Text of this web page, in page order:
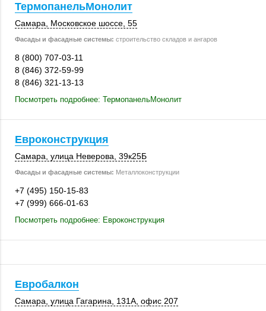
ТермопанельМонолит
Самара , Московское шоссе, 55
Фасады и фасадные системы: строительство складов и ангаров
8 (800) 707-03-11
8 (846) 372-59-99
8 (846) 321-13-13
Посмотреть подробнее: ТермопанельМонолит
Евроконструкция
Самара улица Неверова 39к25Б
Фасады и фасадные системы: Металлоконструкции
+7 (495) 150-15-83
+7 (999) 666-01-63
Посмотреть подробнее: Евроконструкция
Евробалкон
Самара улица Гагарина 131А офис 207